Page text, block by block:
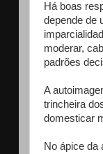
Há boas
depende de
moderar,
padrões
A
trincheira
domesticar
No ápice da